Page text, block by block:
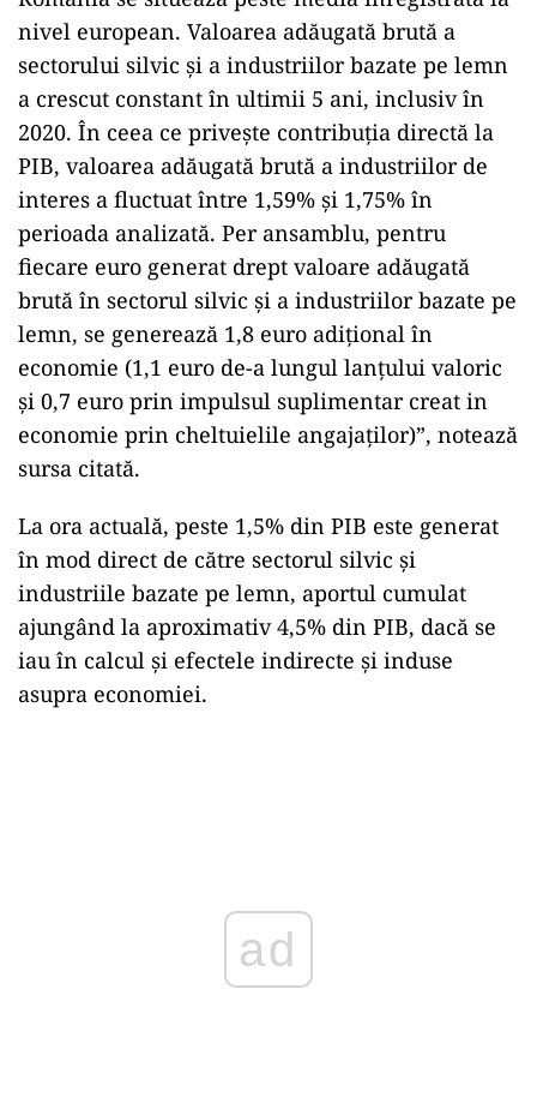
nivel european. Valoarea adăugată brută a
sectorului silvic şi a industriilor bazate pe lemn
a crescut constant în ultimii 5 ani, inclusiv în
2020. În ceea ce priveşte contribuţia directă la
PIB, valoarea adăugată brută a industriilor de
interes a fluctuat între 1,59% şi 1,75% în
perioada analizată. Per ansamblu, pentru
fiecare euro generat drept valoare adăugată
brută în sectorul silvic şi a industriilor bazate pe
lemn, se generează 1,8 euro adiţional în
economie (1,1 euro de-a lungul lanţului valoric
şi 0,7 euro prin impulsul suplimentar creat in
economie prin cheltuielile angajaţilor)”, notează
sursa citată.
La ora actuală, peste 1,5% din PIB este generat
în mod direct de către sectorul silvic şi
industriile bazate pe lemn, aportul cumulat
ajungând la aproximativ 4,5% din PIB, dacă se
iau în calcul şi efectele indirecte şi induse
asupra economiei.
ad